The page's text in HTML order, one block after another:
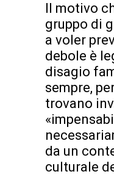
Il motivo
gruppo di
a voler
debole è
disagio
sempre,
trovano
da un
culturale